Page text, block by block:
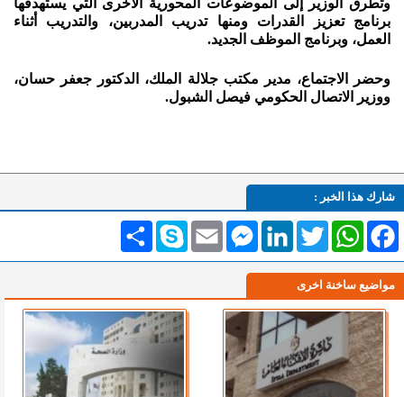
برنامج تعزيز القدرات ومنها تدريب المدربين، والتدريب أثناء
العمل، وبرنامج الموظف الجديد.
وحضر الاجتماع، مدير مكتب جلالة الملك، الدكتور جعفر حسان،
ووزير الاتصال الحكومي فيصل الشبول.
شارك هذا الخبر :
انشر Skype Email
MessengerLinkedInTwitterWhatsAppFacebook
مواضيع ساخنة اخرى